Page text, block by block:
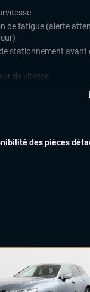
de fatigue (alerte
stationnement avant
de vitesse
des pièces